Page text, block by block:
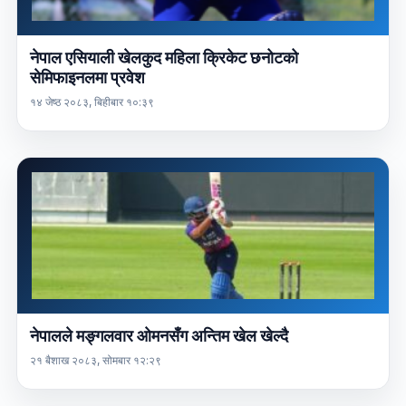
नेपाल एसियाली खेलकुद महिला क्रिकेट छनोटको
सेमिफाइनलमा प्रवेश
१४ जेष्ठ २०८३, बिहीबार १०:३९
नेपालले मङ्गलवार ओमनसँग अन्तिम खेल खेल्दै
२१ बैशाख २०८३, सोमबार १२:२९